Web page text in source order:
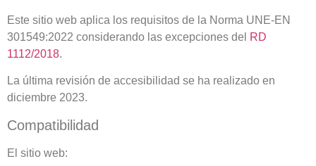
Este sitio web aplica los requisitos de la Norma UNE-EN
301549:2022 considerando las excepciones del
RD
1112/2018.
La última revisión de accesibilidad se ha realizado en
diciembre 2023.
Compatibilidad
El sitio web: